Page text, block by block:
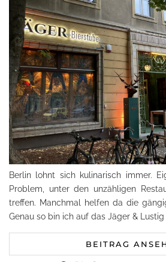
Berlin lohnt sich kulinarisch immer.
Problem, unter den unzähligen
treffen. Manchmal helfen da die
Genau so bin ich auf das Jäger & Lustig
BEITRAG